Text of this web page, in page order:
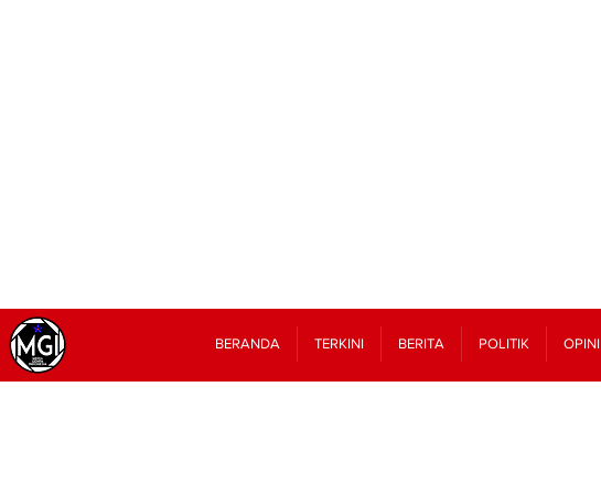
BERANDA TERKINI BERITA POLITIK OPINI